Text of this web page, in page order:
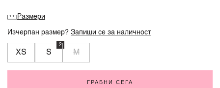
Размери
Изчерпан размер?Запиши се за наличност
XS S
2
M
ГРАБНИ СЕГА